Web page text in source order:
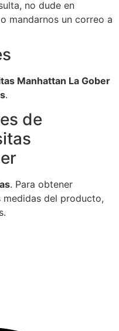
no dude en
mandarnos un correo a
Manhattan La Gober
.
de
. Para obtener
del producto,